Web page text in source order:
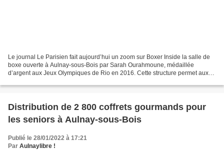
Le journal Le Parisien fait aujourd’hui un zoom sur Boxer Inside la salle de
boxe ouverte à Aulnay-sous-Bois par Sarah Ourahmoune, médaillée
d’argent aux Jeux Olympiques de Rio en 2016. Cette structure permet aux
Distribution de 2 800 coffrets gourmands pour
les seniors à Aulnay-sous-Bois
Publié le 28/01/2022 à 17:21
Par Aulnaylibre !